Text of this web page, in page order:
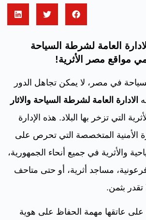
العامة لشرطة السياحة
مواقع مصر الأثرية!
في مصر، لا يمكن تجاهل الدور
الادارة العامة لشرطة السياحة والاثار
التي تزخر بها البلاد. هذه الإدارة
الأمنية المتخصصة التي تحرص على
والأثرية في جميع أنحاء الجمهورية،
مساجد أثرية، أو حتى متاحف
بثمن.
على عاتقها مهمة الحفاظ على هوية